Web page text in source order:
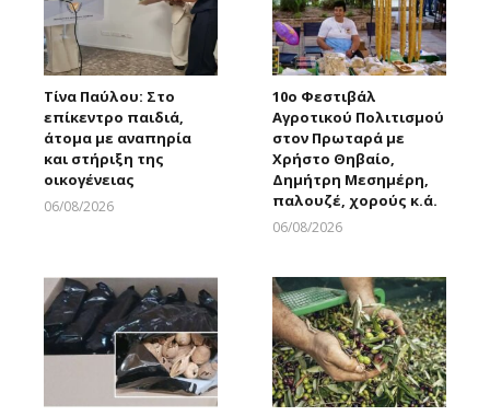
Τίνα Παύλου: Στο
επίκεντρο παιδιά,
άτομα με αναπηρία
και στήριξη της
οικογένειας
06/08/2026
10ο Φεστιβάλ
Αγροτικού Πολιτισμού
στον Πρωταρά με
Χρήστο Θηβαίο,
Δημήτρη Μεσημέρη,
παλουζέ, χορούς κ.ά.
06/08/2026